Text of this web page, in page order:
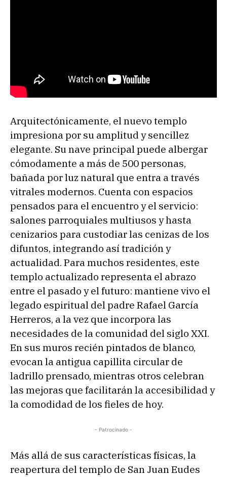
Arquitectónicamente, el nuevo templo
impresiona por su amplitud y sencillez
elegante. Su nave principal puede albergar
cómodamente a más de 500 personas,
bañada por luz natural que entra a través
vitrales modernos. Cuenta con espacios
pensados para el encuentro y el servicio:
salones parroquiales multiusos y hasta
cenizarios para custodiar las cenizas de los
difuntos, integrando así tradición y
actualidad. Para muchos residentes, este
templo actualizado representa el abrazo
entre el pasado y el futuro: mantiene vivo el
legado espiritual del padre Rafael García
Herreros, a la vez que incorpora las
necesidades de la comunidad del siglo XXI.
En sus muros recién pintados de blanco,
evocan la antigua capillita circular de
ladrillo prensado, mientras otros celebran
las mejoras que facilitarán la accesibilidad y
la comodidad de los fieles de hoy.
- Patrocinado -
Más allá de sus características físicas, la
reapertura del templo de San Juan Eudes